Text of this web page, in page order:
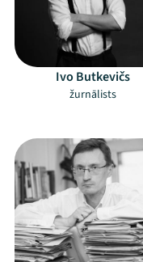
Ivo Butkevičs
žurnālists